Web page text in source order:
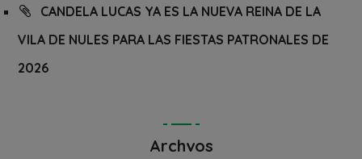
CANDELA LUCAS YA ES LA NUEVA REINA DE LA
VILA DE NULES PARA LAS FIESTAS PATRONALES DE
2026
Archvos